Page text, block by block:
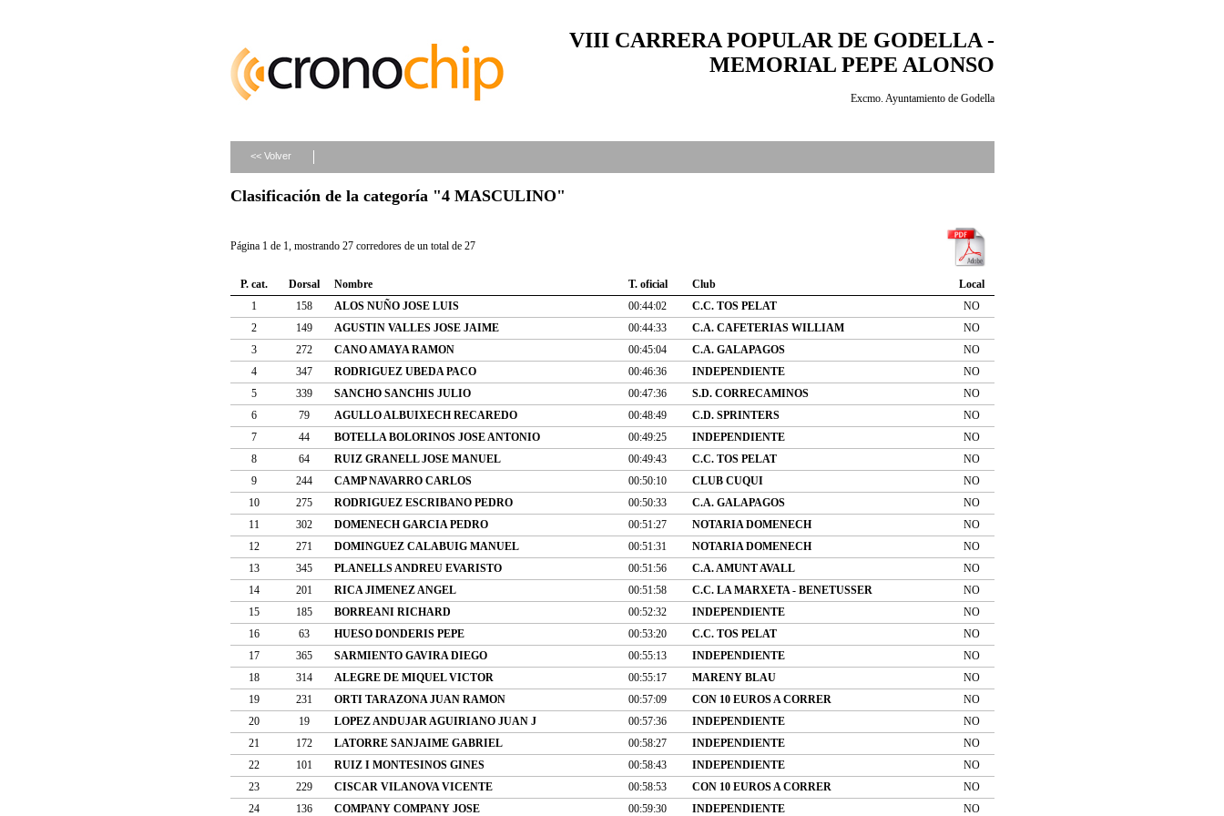
VIII CARRERA POPULAR DE GODELLA -
MEMORIAL PEPE ALONSO
Excmo. Ayuntamiento de Godella
<< Volver
Clasificación de la categoría "4 MASCULINO"
Página 1 de 1, mostrando 27 corredores de un total de 27
P. cat. Dorsal Nombre T. oficial Club
Local
1
158 ALOS NUÑO JOSE LUIS 00:44:02 C.C. TOS PELAT
NO
2
149 AGUSTIN VALLES JOSE JAIME 00:44:33 C.A. CAFETERIAS WILLIAM
NO
3
272 CANO AMAYA RAMON 00:45:04 C.A. GALAPAGOS
NO
4
347 RODRIGUEZ UBEDA PACO 00:46:36 INDEPENDIENTE
NO
5
339 SANCHO SANCHIS JULIO 00:47:36 S.D. CORRECAMINOS
NO
6
79 AGULLO ALBUIXECH RECAREDO 00:48:49 C.D. SPRINTERS
NO
7
44 BOTELLA BOLORINOS JOSE ANTONIO 00:49:25 INDEPENDIENTE
NO
8
64 RUIZ GRANELL JOSE MANUEL 00:49:43 C.C. TOS PELAT
NO
9
244 CAMP NAVARRO CARLOS 00:50:10 CLUB CUQUI
NO
10
275 RODRIGUEZ ESCRIBANO PEDRO 00:50:33 C.A. GALAPAGOS
NO
11
302 DOMENECH GARCIA PEDRO 00:51:27 NOTARIA DOMENECH
NO
12
271 DOMINGUEZ CALABUIG MANUEL 00:51:31 NOTARIA DOMENECH
NO
13
345 PLANELLS ANDREU EVARISTO 00:51:56 C.A. AMUNT AVALL
NO
14
201 RICA JIMENEZ ANGEL 00:51:58 C.C. LA MARXETA - BENETUSSER
NO
15
185 BORREANI RICHARD 00:52:32 INDEPENDIENTE
NO
16
63 HUESO DONDERIS PEPE 00:53:20 C.C. TOS PELAT
NO
17
365 SARMIENTO GAVIRA DIEGO 00:55:13 INDEPENDIENTE
NO
18
314 ALEGRE DE MIQUEL VICTOR 00:55:17 MARENY BLAU
NO
19
231 ORTI TARAZONA JUAN RAMON 00:57:09 CON 10 EUROS A CORRER
NO
20
19 LOPEZ ANDUJAR AGUIRIANO JUAN J 00:57:36 INDEPENDIENTE
NO
21
172 LATORRE SANJAIME GABRIEL 00:58:27 INDEPENDIENTE
NO
22
101 RUIZ I MONTESINOS GINES 00:58:43 INDEPENDIENTE
NO
23
229 CISCAR VILANOVA VICENTE 00:58:53 CON 10 EUROS A CORRER
NO
24
136 COMPANY COMPANY JOSE 00:59:30 INDEPENDIENTE NO